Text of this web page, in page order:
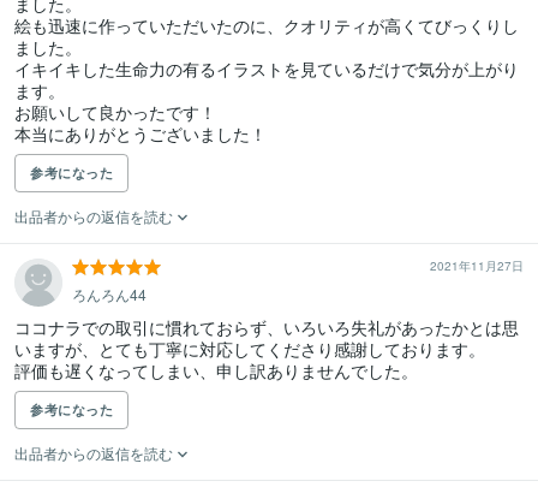
絵も迅速に作っていただいたのに、クオリティが高くてびっくりし
ました。
イキイキした生命力の有るイラストを見ているだけで気分が上がり
ます。
お願いして良かったです！
本当にありがとうございました！
参考になった
出品者からの返信を読む
2021年11月27日
ろんろん44
ココナラでの取引に慣れておらず、いろいろ失礼があったかとは思
いますが、とても丁寧に対応してくださり感謝しております。
参考になった
出品者からの返信を読む